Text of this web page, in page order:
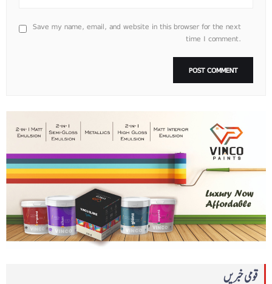
قومی خبریں
Save my name, email, and website in this browser for the next
time I comment.